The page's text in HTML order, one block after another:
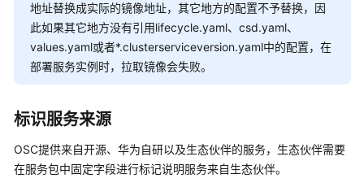
开
发
者
指
提
供
商
地址替换成实际的镜像地址，其它地方的配置不予替换，因
此如果其它地方没有引用lifecycle.yaml、csd.yaml、
values.yaml或者*.clusterserviceversion.yaml中的配置，在
部署服务实例时，拉取镜像会失败。
标识服务来源
OSC提供来自开源、华为自研以及生态伙伴的服务，生态伙伴需要
在服务包中固定字段进行标记说明服务来自生态伙伴。